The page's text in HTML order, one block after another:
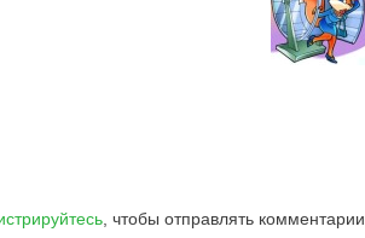
, чтобы отправлять комментарии